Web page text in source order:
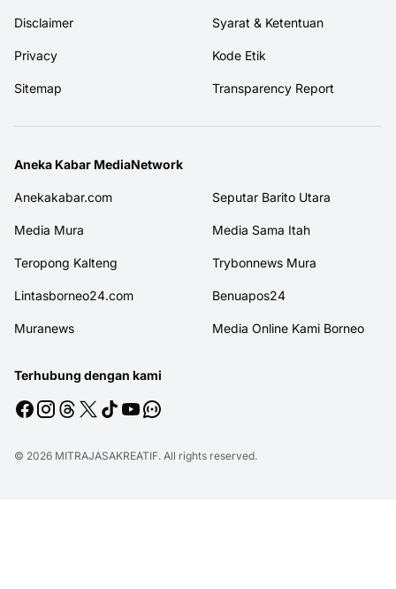
Disclaimer Syarat & Ketentuan
Privacy Kode Etik
Sitemap Transparency Report
Aneka Kabar MediaNetwork
Anekakabar.com Seputar Barito Utara
Media Mura Media Sama Itah
Teropong Kalteng Trybonnews Mura
Lintasborneo24.com Benuapos24
Muranews Media Online Kami Borneo
Terhubung dengan kami
© 2026 MITRAJASAKREATIF. All rights reserved.